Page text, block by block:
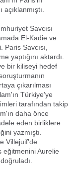
Savcısı
El-Kadie ve
Savcısı,
yaptığını aktardı.
bir kiliseyi hedef
çıkarılması
Türkiye'ye
tarafından takip
daha önce
eden birliklere
yazmıştı.
Villejuif'de
eğitmenini Aurelie